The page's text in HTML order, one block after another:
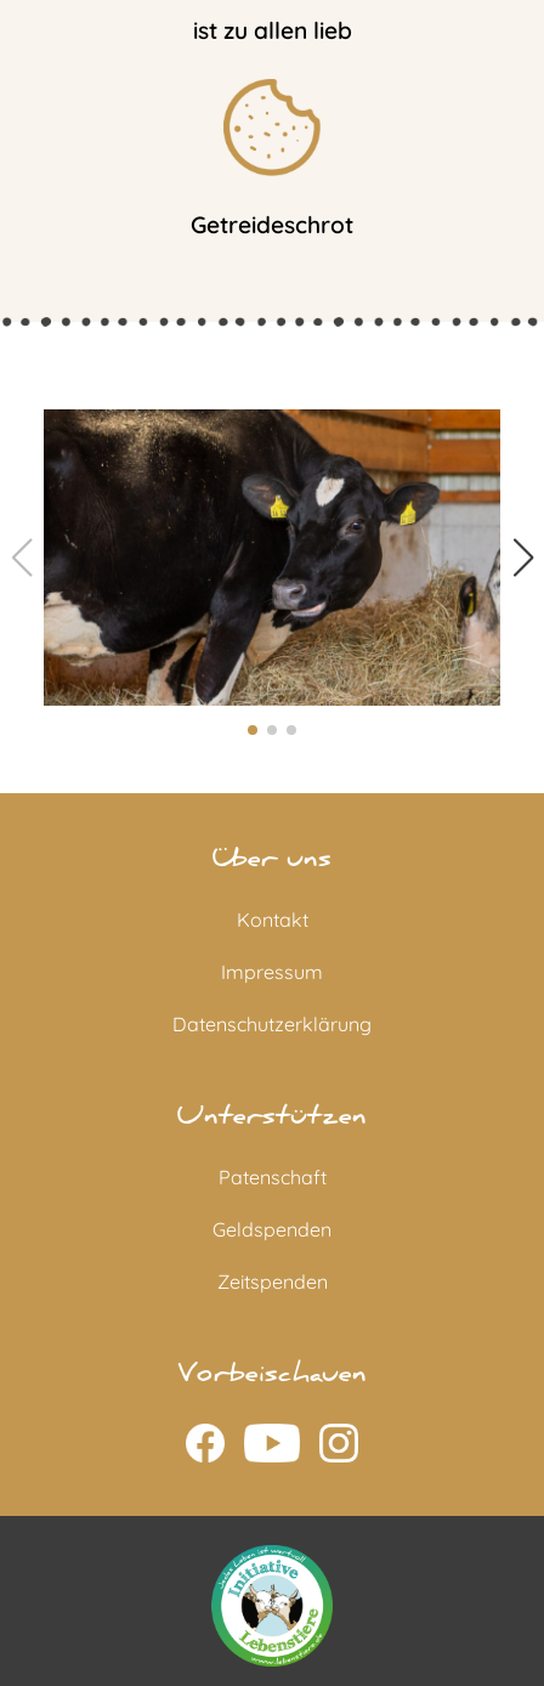
ist zu allen lieb
Getreideschrot
Über uns
Kontakt
Impressum
Datenschutzerklärung
Unterstützen
Patenschaft
Geldspenden
Zeitspenden
Vorbeischauen